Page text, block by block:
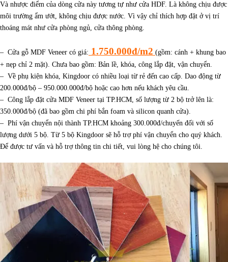
Và nhược điểm của dòng cửa này tương tự như cửa HDF. Là không chịu được
môi trường ẩm ướt, không chịu được nước. Vì vậy chỉ thích hợp đặt ở vị trí
thoáng mát như cửa phòng ngủ, cửa thông phòng.
– Cửa gỗ MDF Veneer có giá: 1.750.000đ/m2 (gồm: cánh + khung bao
+ nẹp chỉ 2 mặt). Chưa bao gồm: Bản lề, khóa, công lắp đặt, vận chuyển.
– Về phụ kiện khóa, Kingdoor có nhiều loại từ rẻ đến cao cấp. Dao động từ
200.000đ/bộ – 950.000.000đ/bộ hoặc cao hơn nếu khách yêu cầu.
– Công lắp đặt cửa MDF Veneer tại TP.HCM, số lượng từ 2 bộ trở lên là:
350.000đ/bộ (đã bao gồm chi phí bắn foam và silicon quanh cửa).
– Phí vận chuyển nội thành TP.HCM khoảng 300.000đ/chuyến đối với số
lượng dưới 5 bộ. Từ 5 bộ Kingdoor sẽ hỗ trợ phí vận chuyển cho quý khách.
Để được tư vấn và hỗ trợ thông tin chi tiết, vui lòng hệ cho chúng tôi.